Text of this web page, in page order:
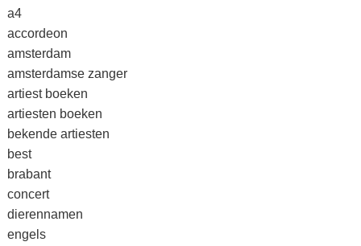
a4
accordeon
amsterdam
amsterdamse zanger
artiest boeken
artiesten boeken
bekende artiesten
best
brabant
concert
dierennamen
engels